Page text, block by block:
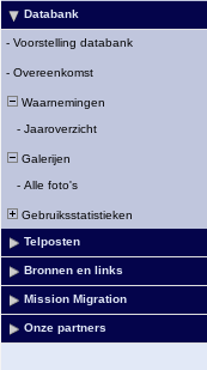
Databank
- Voorstelling databank
- Overeenkomst
Waarnemingen
- Jaaroverzicht
Galerijen
- Alle foto's
Gebruiksstatistieken
Telposten
Bronnen en links
Mission Migration
Onze partners